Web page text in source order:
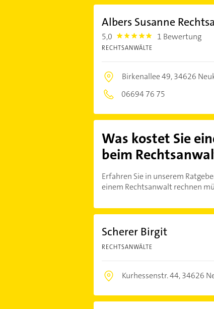
Albers Susanne
5,0 5.0 1 Bewertung
RECHTSANWÄLTE
Birkenallee 49,34626
06694 76 75
Was kostet Sie
beim
Erfahren Sie in unserem
einem Rechtsanwalt rechnen
Scherer Birgit
RECHTSANWÄLTE
Kurhessenstr. 44,34626